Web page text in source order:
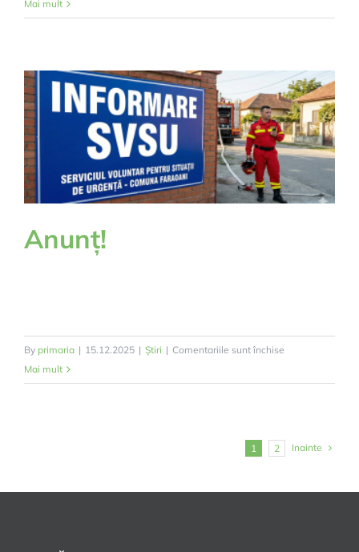
Important
Mai mult
Anunț!
By primaria | 15.12.2025 | Știri | Comentariile sunt închise
Mai mult
1 2 Inainte